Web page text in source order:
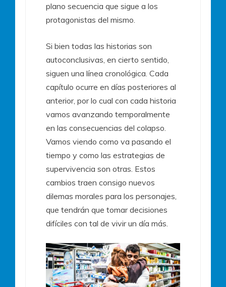
plano secuencia que sigue a los
protagonistas del mismo.
Si bien todas las historias son
autoconclusivas, en cierto sentido,
siguen una línea cronológica. Cada
capítulo ocurre en días posteriores al
anterior, por lo cual con cada historia
vamos avanzando temporalmente
en las consecuencias del colapso.
Vamos viendo como va pasando el
tiempo y como las estrategias de
supervivencia son otras. Estos
cambios traen consigo nuevos
dilemas morales para los personajes,
que tendrán que tomar decisiones
difíciles con tal de vivir un día más.